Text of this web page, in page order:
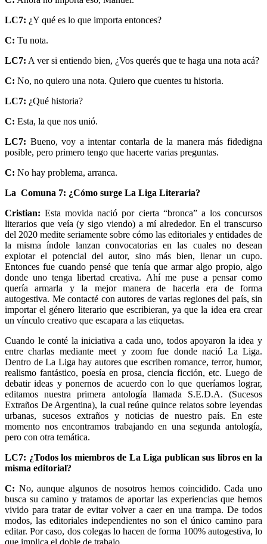
LC7: ¿Y qué es lo que importa entonces?
C: Tu nota.
LC7: A ver si entiendo bien, ¿Vos querés que te haga una nota acá?
C: No, no quiero una nota. Quiero que cuentes tu historia.
LC7: ¿Qué historia?
C: Esta, la que nos unió.
LC7: Bueno, voy a intentar contarla de la manera más fidedigna
posible, pero primero tengo que hacerte varias preguntas.
C: No hay problema, arranca.
La Comuna 7: ¿Cómo surge La Liga Literaria?
Cristian: Esta movida nació por cierta “bronca” a los concursos
literarios que veía (y sigo viendo) a mí alrededor. En el transcurso
del 2020 medite seriamente sobre cómo las editoriales y entidades de
la misma índole lanzan convocatorias en las cuales no desean
explotar el potencial del autor, sino más bien, llenar un cupo.
Entonces fue cuando pensé que tenía que armar algo propio, algo
donde uno tenga libertad creativa. Ahí me puse a pensar como
quería armarla y la mejor manera de hacerla era de forma
autogestiva. Me contacté con autores de varias regiones del país, sin
importar el género literario que escribieran, ya que la idea era crear
un vínculo creativo que escapara a las etiquetas.
Cuando le conté la iniciativa a cada uno, todos apoyaron la idea y
entre charlas mediante meet y zoom fue donde nació La Liga.
Dentro de La Liga hay autores que escriben romance, terror, humor,
realismo fantástico, poesía en prosa, ciencia ficción, etc. Luego de
debatir ideas y ponernos de acuerdo con lo que queríamos lograr,
editamos nuestra primera antología llamada S.E.D.A. (Sucesos
Extraños De Argentina), la cual reúne quince relatos sobre leyendas
urbanas, sucesos extraños y noticias de nuestro país. En este
momento nos encontramos trabajando en una segunda antología,
pero con otra temática.
LC7: ¿Todos los miembros de La Liga publican sus libros en la
misma editorial?
C: No, aunque algunos de nosotros hemos coincidido. Cada uno
busca su camino y tratamos de aportar las experiencias que hemos
vivido para tratar de evitar volver a caer en una trampa. De todos
modos, las editoriales independientes no son el único camino para
editar. Por caso, dos colegas lo hacen de forma 100% autogestiva, lo
que implica el doble de trabajo.